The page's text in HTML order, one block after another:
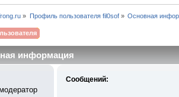
» Профиль пользователя fil0sof» Основная
информация
Сообщений: